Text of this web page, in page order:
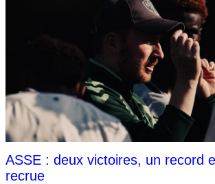
ASSE : deux victoires, un record
recrue